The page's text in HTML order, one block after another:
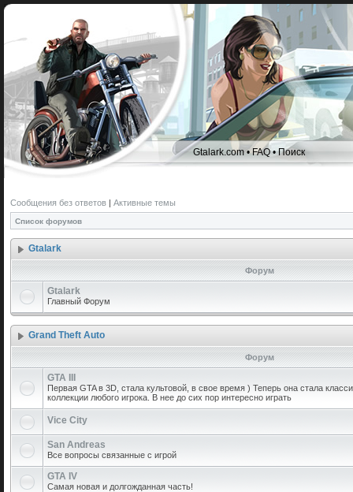
Gtalark.com •FAQ•Поиск
Сообщения без ответов | Активные темы
Список форумов
Gtalark
Форум
Gtalark
Главный Форум
Grand Theft Auto
Форум
GTA III
Первая GTA в 3D, стала культовой, в свое время ) Теперь она стала
коллекции любого игрока. В нее до сих пор интересно играть
Vice City
San Andreas
Все вопросы связанные с игрой
GTA IV
Самая новая и долгожданная часть!